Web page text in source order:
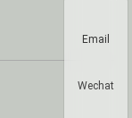
Email
Wechat